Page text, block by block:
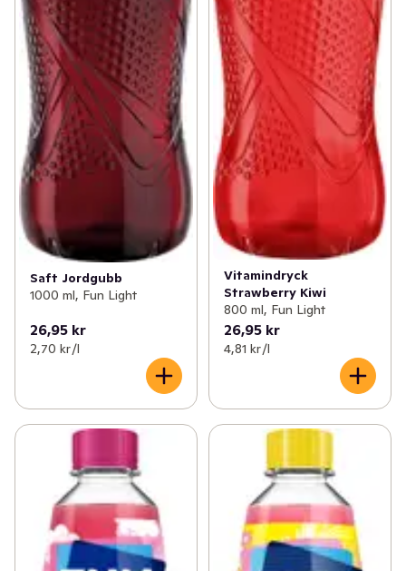
Saft Jordgubb
1000 ml, Fun Light
26,95 kr
2,70 kr /l
Vitamindryck
Strawberry Kiwi
800 ml, Fun Light
26,95 kr
4,81 kr /l